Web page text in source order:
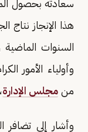
هذا الإنجاز نتاج
السنوات الماضية
وأولياء الأمور
من مجلس الإدارة
وأشار إلى